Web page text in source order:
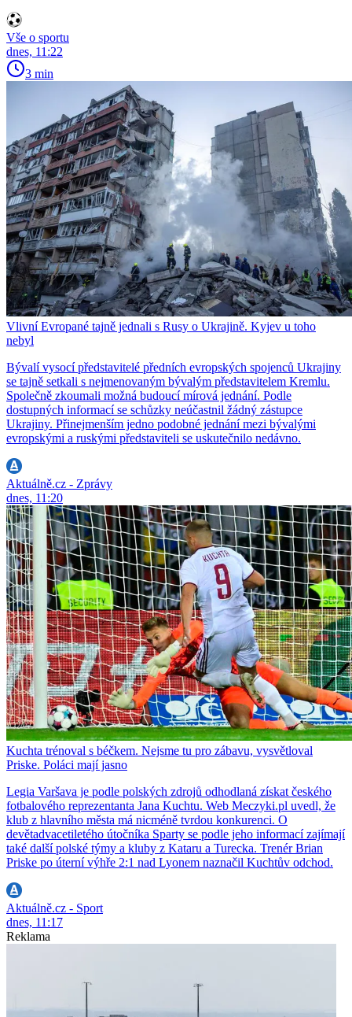
Vše o sportu
dnes, 11:22
3 min
Vlivní Evropané tajně jednali s Rusy o Ukrajině. Kyjev u toho
nebyl
Bývalí vysocí představitelé předních evropských spojenců Ukrajiny
se tajně setkali s nejmenovaným bývalým představitelem Kremlu.
Společně zkoumali možná budoucí mírová jednání. Podle
dostupných informací se schůzky neúčastnil žádný zástupce
Ukrajiny. Přinejmenším jedno podobné jednání mezi bývalými
evropskými a ruskými představiteli se uskutečnilo nedávno.
Aktuálně.cz - Zprávy
dnes, 11:20
Kuchta trénoval s béčkem. Nejsme tu pro zábavu, vysvětloval
Priske. Poláci mají jasno
Legia Varšava je podle polských zdrojů odhodlaná získat českého
fotbalového reprezentanta Jana Kuchtu. Web Meczyki.pl uvedl, že
klub z hlavního města má nicméně tvrdou konkurenci. O
devětadvacetiletého útočníka Sparty se podle jeho informací zajímají
také další polské týmy a kluby z Kataru a Turecka. Trenér Brian
Priske po úterní výhře 2:1 nad Lyonem naznačil Kuchtův odchod.
Aktuálně.cz - Sport
dnes, 11:17
Reklama